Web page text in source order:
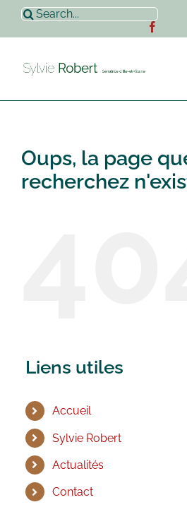
Passer
contenu
Rechercher:
Sylvie Robert
Oups, la page
recherchez
Liens utiles
Accueil
Sylvie Robert
Actualités
Contact